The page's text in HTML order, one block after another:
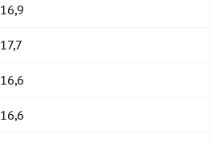
16,9
17,7
16,6
16,6